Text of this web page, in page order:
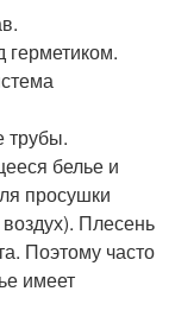
трубы.
белье и
просушки
Плесень
Поэтому часто
имеет